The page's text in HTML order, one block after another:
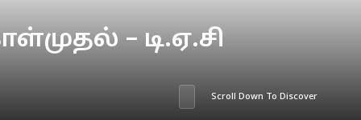
– டி.ஏ.சி
Scroll Down To Discover